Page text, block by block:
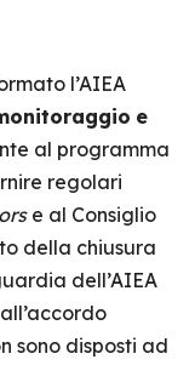
l’AIEA
e
al programma
regolari
e al Consiglio
della chiusura
dell’AIEA
sono disposti ad